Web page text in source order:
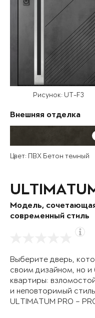
Рисунок: UT-F3
Внешняя отделка
Цвет: ПВХ Бетон темный
Модель,
современный стиль
Выберите дверь,
своим дизайном, но и
квартиры:
и неповторимый
ULTIMATUM PRO –